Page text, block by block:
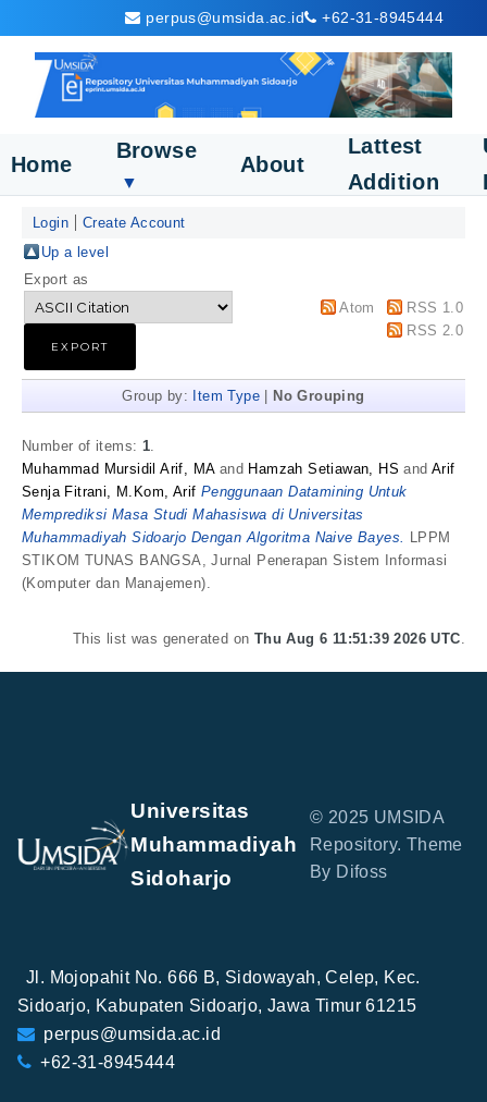
perpus@umsida.ac.id +62-31-8945444
Home
Browse
▼
About
Lattest
Addition
Login
Create Account
Up a level
Export as
Atom
RSS 1.0
RSS 2.0
Group by: Item Type No Grouping
Number of items: 1.
Muhammad Mursidil Arif, MAand Hamzah Setiawan, HS andArif
Senja Fitrani, M.Kom, Arif Penggunaan Datamining Untuk
Memprediksi Masa Studi Mahasiswa di Universitas
Muhammadiyah Sidoarjo Dengan Algoritma Naive Bayes. LPPM
STIKOM TUNAS BANGSA, Jurnal Penerapan Sistem Informasi
(Komputer dan Manajemen).
This list was generated on Thu Aug 6 11:51:39 2026 UTC.
Universitas
Muhammadiyah
Sidoharjo
© 2025 UMSIDA
Repository. Theme
By Difoss
Jl. Mojopahit No. 666 B, Sidowayah, Celep, Kec.
Sidoarjo, Kabupaten Sidoarjo, Jawa Timur 61215
perpus@umsida.ac.id
+62-31-8945444